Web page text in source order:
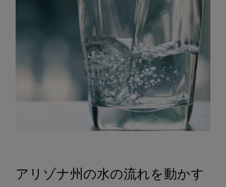
アリゾナ州の水の流れを動かす